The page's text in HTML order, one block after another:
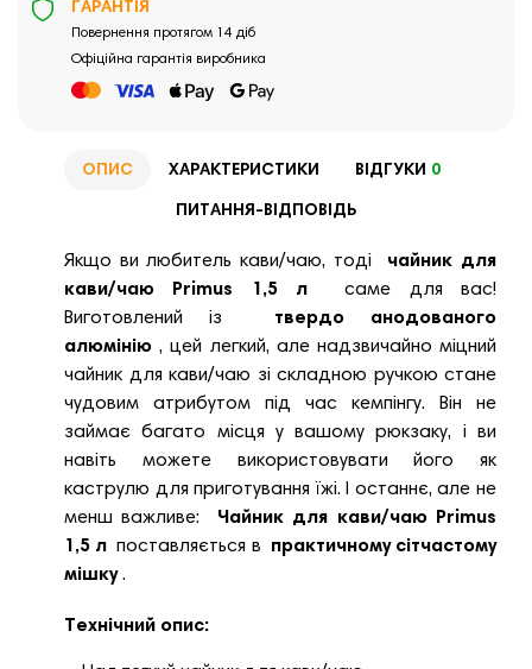
ГАРАНТІЯ
Повернення протягом 14 діб
Офіційна гарантія виробника
ОПИС ХАРАКТЕРИСТИКИ ВІДГУКИ 0
ПИТАННЯ-ВІДПОВІДЬ
Якщо ви любитель кави/чаю, тоді чайник для
кави/чаю Primus 1,5 л
саме для вас!
Виготовлений із твердо анодованого
алюмінію , цей легкий, але надзвичайно міцний
чайник для кави/чаю зі складною ручкою стане
чудовим атрибутом під час кемпінгу. Він не
займає багато місця у вашому рюкзаку, і ви
навіть можете використовувати його як
каструлю для приготування їжі. І останнє, але не
менш важливе:
Чайник для кави/чаю Primus
1,5 л поставляється в практичному сітчастому
мішку.
Технічний опис: